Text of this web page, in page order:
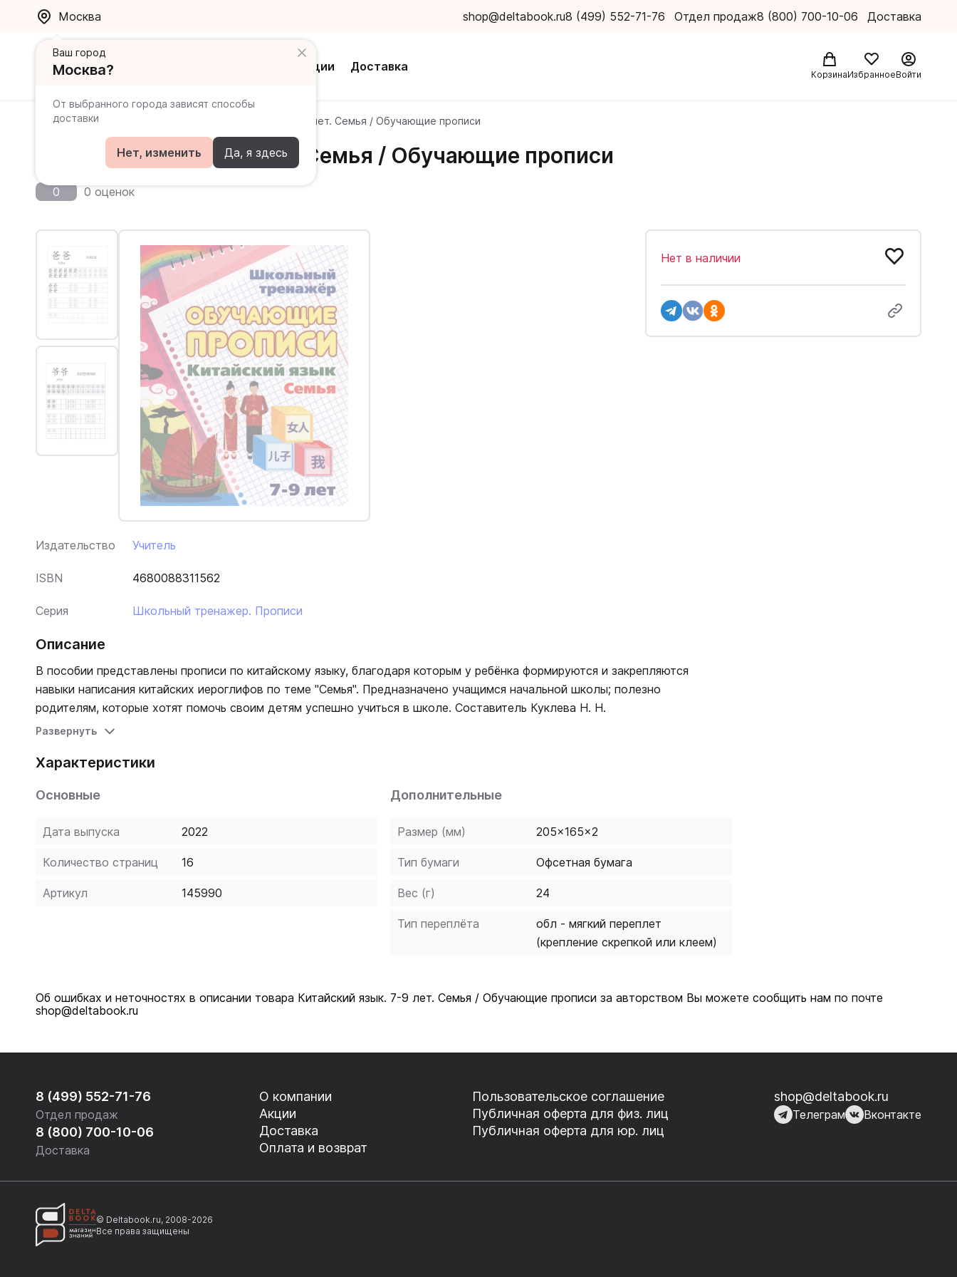
Москва shop@deltabook.ru8 (499) 552-71-76 Отдел продаж8 (800) 700-10-06 Доставка
Акции Доставка
КорзинаИзбранноеВойти
Ваш город
Москва?
От выбранного города зависят способы
доставки
Нет, изменить Да, я здесь
Главная Каталог Китайский язык. 7-9 лет. Семья / Обучающие прописи
Китайский язык. 7-9 лет. Семья / Обучающие прописи
0 0 оценок
Издательство Учитель
ISBN 4680088311562
Серия Школьный тренажер. Прописи
Нет в наличии
Описание
В пособии представлены прописи по китайскому языку, благодаря которым у ребёнка формируются и закрепляются
навыки написания китайских иероглифов по теме "Семья". Предназначено учащимся начальной школы; полезно
родителям, которые хотят помочь своим детям успешно учиться в школе. Составитель Куклева Н. Н.
Развернуть
Характеристики
Основные
Дата выпуска 2022
Количество страниц 16
Артикул 145990
Дополнительные
Размер (мм) 205x165x2
Тип бумаги Офсетная бумага
Вес (г) 24
Тип переплёта
обл - мягкий переплет
(крепление скрепкой или клеем)
Об ошибках и неточностях в описании товара Китайский язык. 7-9 лет. Семья / Обучающие прописи за авторством Вы можете сообщить нам по почте
shop@deltabook.ru
8 (499) 552-71-76
Отдел продаж
8 (800) 700-10-06
Доставка
О компании
Акции
Доставка
Оплата и возврат
Пользовательское соглашение
Публичная оферта для физ. лиц
Публичная оферта для юр. лиц
shop@deltabook.ru
Телеграм Вконтакте
© Deltabook.ru, 2008-2026
Все права защищены